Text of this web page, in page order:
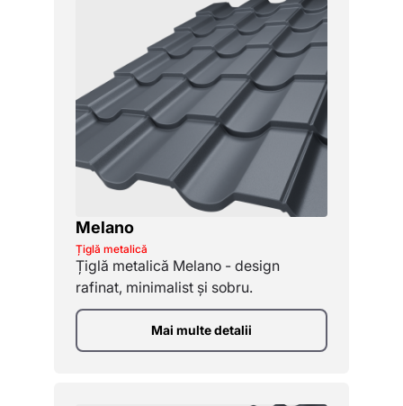
Melano
Țiglă metalică
Țiglă metalică Melano - design
rafinat, minimalist și sobru.
Mai multe detalii